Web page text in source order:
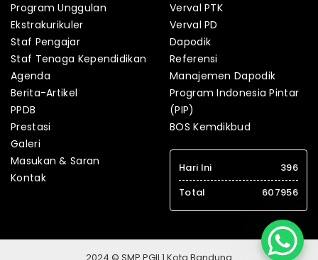
Program Unggulan
Ekstrakurikuler
Staf Pengajar
Staf Tenaga Kependidikan
Agenda
Berita-Artikel
PPDB
Prestasi
Galeri
Masukan & Saran
Kontak
Verval PTK
Verval PD
Dapodik
Referensi
Manajemen Dapodik
Program Indonesia Pintar
(PIP)
BOS Kemdikbud
Hari Ini
396
Total
607956